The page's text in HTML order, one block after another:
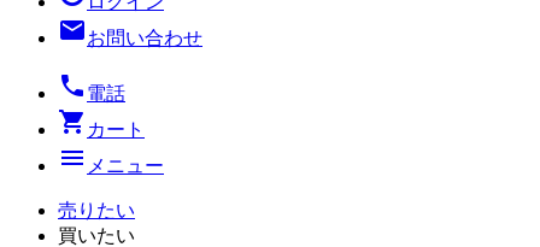
mailお問い合わせ
local_phone 電話
shopping_cart カート
menu メニュー
売りたい
買いたい